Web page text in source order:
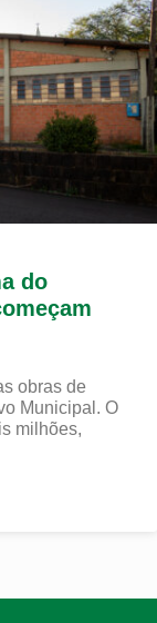
do
obras de
Municipal. O
milhões,